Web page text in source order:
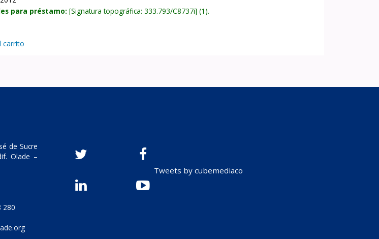
para préstamo: Signatura topográfica:333.793/C8737i (1).
carrito
de Sucre
Olade –
280
Tweets by cubemediaco